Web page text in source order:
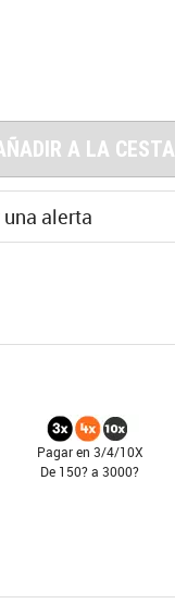
A LA CESTA
alerta
Pagar en 3/4/10X
De 150? a 3000?